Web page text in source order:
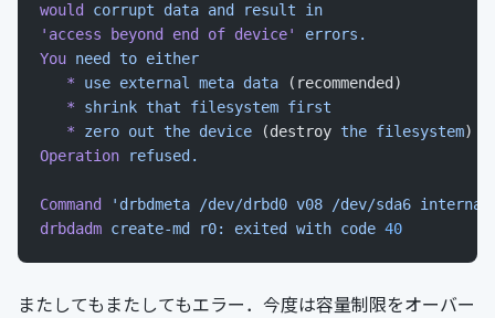
would
corrupt data and result in
'access beyond end of device'
errors.
You need to either
   *
use external meta data (recommended)
   *
shrink that filesystem first
   *
zero out the device (destroy the filesystem)
Operation refused.
Command
'drbdmeta /dev/drbd0 v08 /dev/sda6
drbdadm create-md r0: exited with code 40
またしてもまたしてもエラー．今度は容量制限をオーバー